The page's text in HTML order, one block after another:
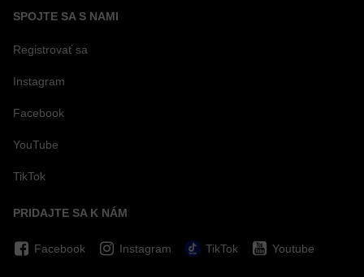
SPOJTE SA S NAMI
Registrovať sa
Instagram
Facebook
YouTube
TikTok
PRIDAJTE SA K NÁM
Facebook Instagram TikTok Youtube